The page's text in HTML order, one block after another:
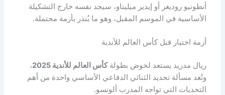
أنطونيو روديغر أو إيدير ميليتاو، سيجد نفسه خارج التشكيلة
الأساسية في الموسم المقبل، وهو ما يُنذر بأزمة محتملة.
أزمة اختيار قبل كأس العالم للأندية
ريال مدريد يستعد لخوض بطولةكأس العالم للأندية 2025
،
وتُعد مسألة تحديد الثنائي الدفاعي الأساسي واحدة من أهم
التحديات التي تواجه المدرب ألونسو.